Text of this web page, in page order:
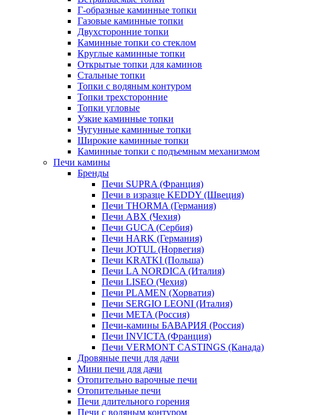
Г-образные каминные топки
Газовые каминные топки
Двухсторонние топки
Каминные топки со стеклом
Круглые каминные топки
Открытые топки для каминов
Стальные топки
Топки с водяным контуром
Топки трехсторонние
Топки угловые
Узкие каминные топки
Чугунные каминные топки
Широкие каминные топки
Каминные топки с подъемным механизмом
Печи камины
Бренды
Печи SUPRA (Франция)
Печи в изразце KEDDY (Швеция)
Печи THORMA (Германия)
Печи ABX (Чехия)
Печи GUCA (Сербия)
Печи HARK (Германия)
Печи JOTUL (Норвегия)
Печи KRATKI (Польша)
Печи LA NORDICA (Италия)
Печи LISEO (Чехия)
Печи PLAMEN (Хорватия)
Печи SERGIO LEONI (Италия)
Печи META (Россия)
Печи-камины БАВАРИЯ (Россия)
Печи INVICTA (Франция)
Печи VERMONT CASTINGS (Канада)
Дровяные печи для дачи
Мини печи для дачи
Отопительно варочные печи
Отопительные печи
Печи длительного горения
Печи с водяным контуром